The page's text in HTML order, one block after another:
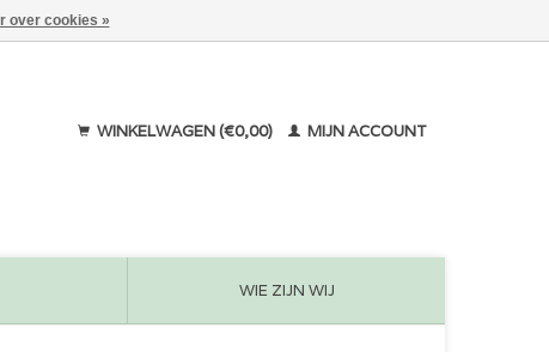
WINKELWAGEN (€0,00) MIJN ACCOUNT
WIE ZIJN WIJ
over cookies »